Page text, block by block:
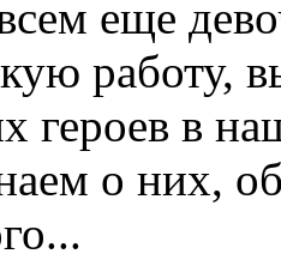
еще
работу,
героев в
о них,